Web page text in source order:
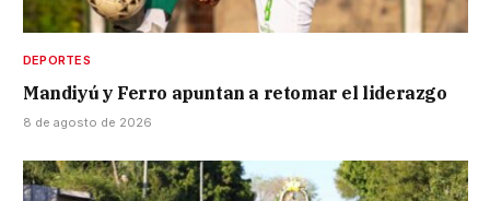
DEPORTES
Mandiyú y Ferro apuntan a retomar el liderazgo
8 de agosto de 2026